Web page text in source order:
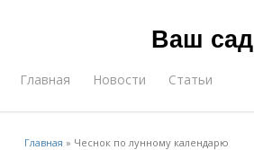
Ваш сад
Главная Новости Статьи
Главная » Чеснок по лунному календарю